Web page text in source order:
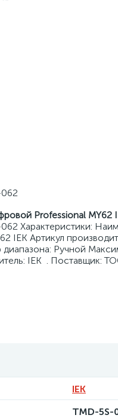
062
Professional MY62
Характеристики:
IEK Артикул
Ручной
IEK . Поставщик:
IEK
TMD-5S-